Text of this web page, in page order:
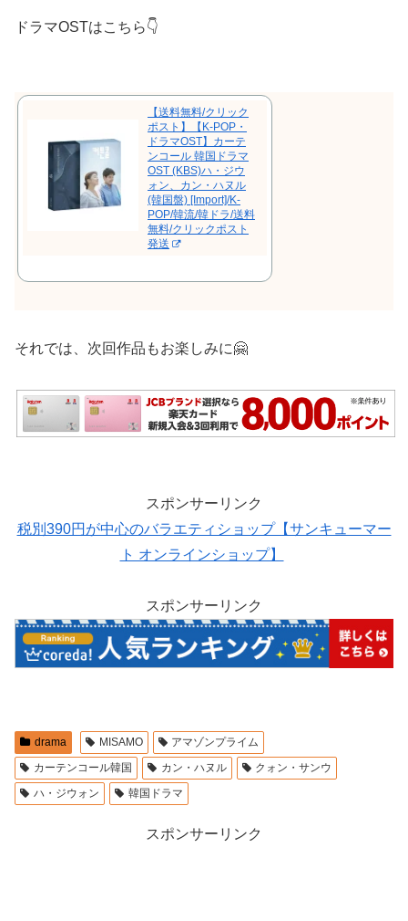
ドラマOSTはこちら👇
【送料無料/クリック
ポスト】【K-POP・
ドラマOST】カーテ
ンコール 韓国ドラマ
OST (KBS)ハ・ジウ
ォン、カン・ハヌル
(韓国盤) [Import]/K-
POP/韓流/韓ドラ/送料
無料/クリックポスト
発送
それでは、次回作品もお楽しみに🤗
スポンサーリンク
税別390円が中心のバラエティショップ【サンキューマー
ト オンラインショップ】
スポンサーリンク
drama MISAMO
アマゾンプライム
カーテンコール韓国
カン・ハヌル
クォン・サンウ
ハ・ジウォン
韓国ドラマ
スポンサーリンク